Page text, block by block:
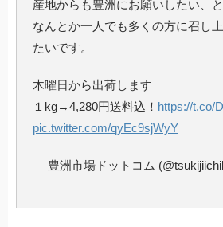
産地からも豊洲にお願いしたい、と
なんとか一人でも多くの方に召し
たいです。
木曜日から出荷します
１kg→4,280円送料込！ https://t.co/
pic.twitter.com/qyEc9sjWyY
— 豊洲市場ドットコム